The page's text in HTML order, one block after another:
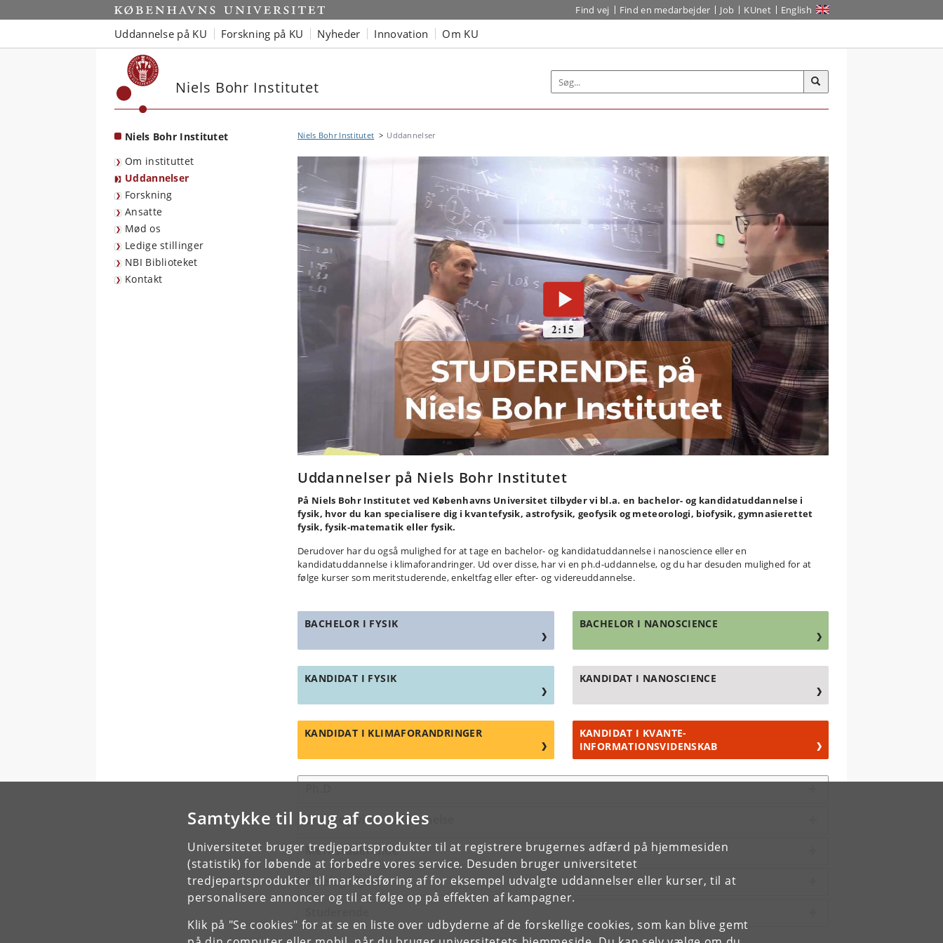
Samtykke til brug af cookies
Universitetet bruger tredjepartsprodukter til at registrere brugernes adfærd på hjemmesiden
(statistik) for løbende at forbedre vores service. Desuden bruger universitetet
tredjepartsprodukter til markedsføring af for eksempel udvalgte uddannelser eller kurser, til at
personalisere annoncer og til at følge op på effekten af kampagner.
Klik på "Se cookies" for at se en liste over udbyderne af de forskellige cookies, som kan blive gemt
Start Find vej Find en medarbejder Job KUnet English
Uddannelse på KU Forskning på KU Nyheder Innovation Om KU
Niels Bohr Institutet
Niels Bohr Institutet
Om instituttet
Uddannelser
Forskning
Ansatte
Mød os
Ledige stillinger
NBI Biblioteket
Kontakt
Niels Bohr Institutet Uddannelser
Uddannelser på Niels Bohr Institutet
På Niels Bohr Institutet ved Københavns Universitet tilbyder vi bl.a. en bachelor- og kandidatuddannelse i
fysik, hvor du kan specialisere dig i kvantefysik, astrofysik, geofysik og meteorologi, biofysik, gymnasierettet
fysik, fysik-matematik eller fysik.
Derudover har du også mulighed for at tage en bachelor- og kandidatuddannelse i nanoscience eller en
kandidatuddannelse i klimaforandringer. Ud over disse, har vi en ph.d-uddannelse, og du har desuden mulighed for at
følge kurser som meritstuderende, enkeltfag eller efter- og videreuddannelse.
BACHELOR I FYSIK
KANDIDAT I FYSIK
KANDIDAT I KLIMAFORANDRINGER
BACHELOR I NANOSCIENCE
KANDIDAT I NANOSCIENCE
KANDIDAT I KVANTE-
INFORMATIONSVIDENSKAB
Efter- og videreuddannelse
Meritstuderende
Sidefag i fysik